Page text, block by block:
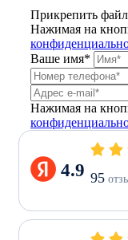
Прикрепить файл
Нажимая на
Ваше имя*
Нажимая на
4.9 95